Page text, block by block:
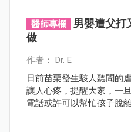
醫師專欄
男嬰遭父打
做
作者： Dr. E
日前苗栗發生駭人聽聞的
讓人心疼，提醒大家，一
電話或許可以幫忙孩子脫離